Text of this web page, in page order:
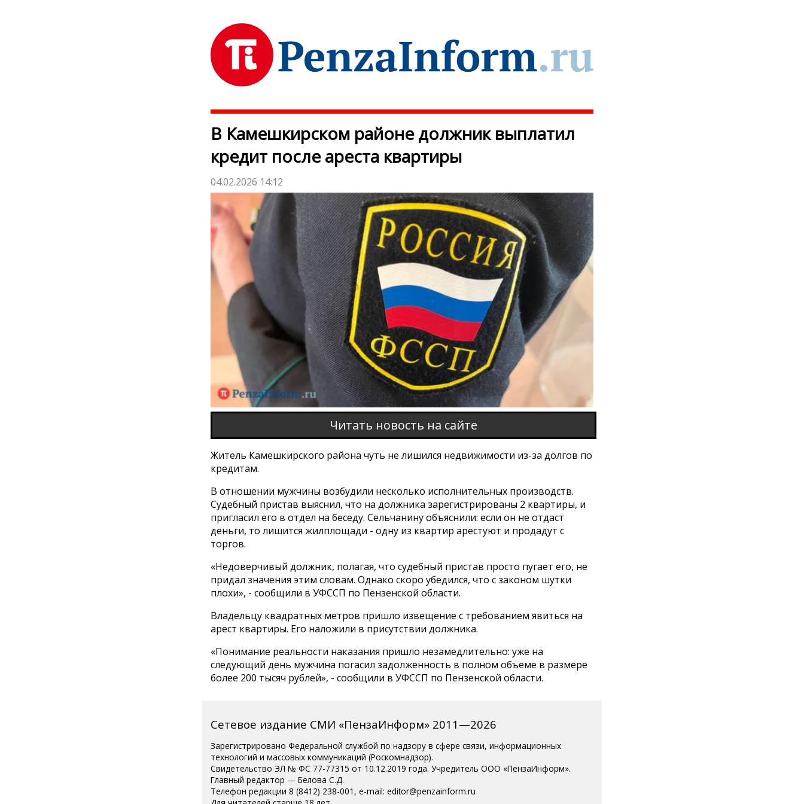
В Камешкирском районе должник выплатил
кредит после ареста квартиры
04.02.2026 14:12
Читать новость на сайте
Житель Камешкирского района чуть не лишился недвижимости из-за долгов по
кредитам.
В отношении мужчины возбудили несколько исполнительных производств.
Судебный пристав выяснил, что на должника зарегистрированы 2 квартиры, и
пригласил его в отдел на беседу. Сельчанину объяснили: если он не отдаст
деньги, то лишится жилплощади - одну из квартир арестуют и продадут с
торгов.
«Недоверчивый должник, полагая, что судебный пристав просто пугает его, не
придал значения этим словам. Однако скоро убедился, что с законом шутки
плохи», - сообщили в УФССП по Пензенской области.
Владельцу квадратных метров пришло извещение с требованием явиться на
арест квартиры. Его наложили в присутствии должника.
«Понимание реальности наказания пришло незамедлительно: уже на
следующий день мужчина погасил задолженность в полном объеме в размере
более 200 тысяч рублей», - сообщили в УФССП по Пензенской области.
Сетевое издание СМИ «ПензаИнформ» 2011—2026
Зарегистрировано Федеральной службой по надзору в сфере связи, информационных
технологий и массовых коммуникаций (Роскомнадзор).
Свидетельство ЭЛ № ФС 77-77315 от 10.12.2019 года. Учредитель ООО «ПензаИнформ».
Главный редактор — Белова С.Д.
Телефон редакции 8 (8412) 238-001, e-mail: editor@penzainform.ru